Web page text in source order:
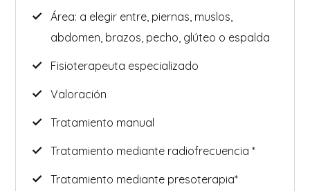
Área: a elegir entre, piernas, muslos,
abdomen, brazos, pecho, glúteo o espalda
Fisioterapeuta especializado
Valoración
Tratamiento manual
Tratamiento mediante radiofrecuencia *
Tratamiento mediante presoterapia*